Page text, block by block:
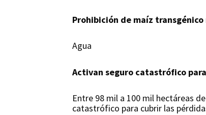
Prohibición de maíz transgénico
Agua
Activan seguro catastrófico
Entre 98 mil a 100 mil hectáreas
catastrófico para cubrir las